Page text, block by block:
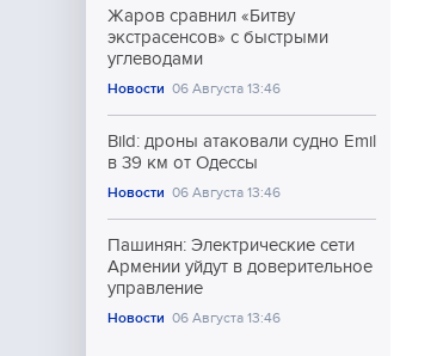
Жаров сравнил «Битву
экстрасенсов» с быстрыми
углеводами
Новости 06 Августа 13:46
Bild: дроны атаковали судно Emil
в 39 км от Одессы
Новости 06 Августа 13:46
Пашинян: Электрические сети
Армении уйдут в доверительное
управление
Новости 06 Августа 13:46